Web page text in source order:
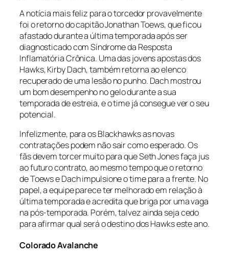
A notícia mais feliz para o torcedor provavelmente
foi o retorno do capitão Jonathan Toews, que ficou
afastado durante a última temporada após ser
diagnosticado com Síndrome da Resposta
Inflamatória Crônica. Uma das jovens apostas dos
Hawks, Kirby Dach, também retorna ao elenco
recuperado de uma lesão no punho. Dach mostrou
um bom desempenho no gelo durante a sua
temporada de estreia, e o time já consegue ver o seu
potencial.
Infelizmente, para os Blackhawks as novas
contratações podem não sair como esperado. Os
fãs devem torcer muito para que Seth Jones faça jus
ao futuro contrato, ao mesmo tempo que o retorno
de Toews e Dach impulsione o time para a frente. No
papel, a equipe parece ter melhorado em relação à
última temporada e acredita que briga por uma vaga
na pós-temporada. Porém, talvez ainda seja cedo
para afirmar qual será o destino dos Hawks este ano.
Colorado Avalanche